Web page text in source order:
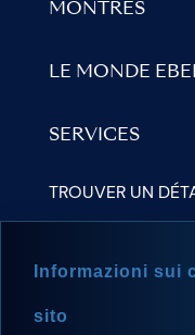
MONTRES
LE MONDE
SERVICES
TROUVER UN
Informazioni sui
sito